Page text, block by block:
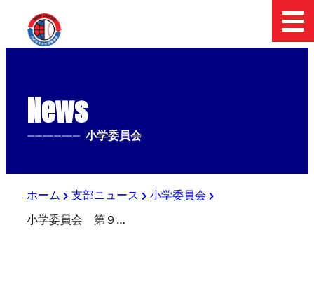
News
-------------- 小学委員会
ホーム 支部ニュース
小学委員会
小学委員会 第９回 マツダボール杯 湾岸交流大会